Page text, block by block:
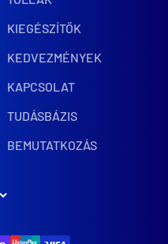
KIEGÉSZÍTŐK
KEDVEZMÉNYEK
KAPCSOLAT
TUDÁSBÁZIS
BEMUTATKOZÁS